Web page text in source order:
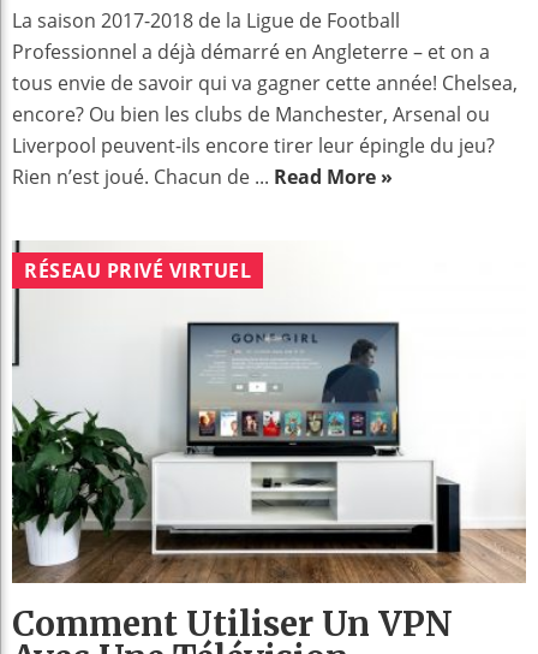
La saison 2017-2018 de la Ligue de Football
Professionnel a déjà démarré en Angleterre – et on a
tous envie de savoir qui va gagner cette année! Chelsea,
encore? Ou bien les clubs de Manchester, Arsenal ou
Liverpool peuvent-ils encore tirer leur épingle du jeu?
Rien n’est joué. Chacun de ... Read More »
RÉSEAU PRIVÉ VIRTUEL
Comment Utiliser Un VPN